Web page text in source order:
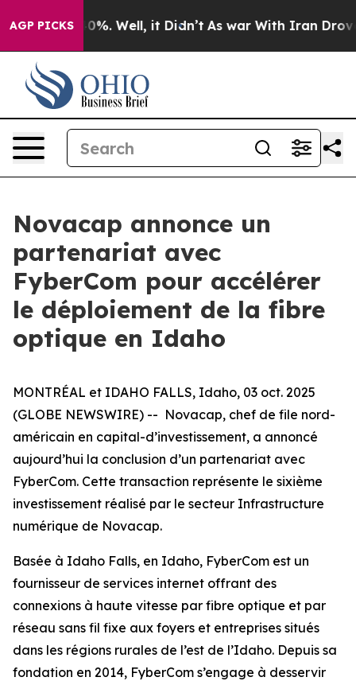
AGP PICKS40%. Well, it Didn’t As war With Iran Drove
Novacap annonce un
partenariat avec
FyberCom pour accélérer
le déploiement de la fibre
optique en Idaho
MONTRÉAL et IDAHO FALLS, Idaho, 03 oct. 2025
(GLOBE NEWSWIRE) -- Novacap, chef de file nord-
américain en capital-d’investissement, a annoncé
aujourd’hui la conclusion d’un partenariat avec
FyberCom. Cette transaction représente le sixième
investissement réalisé par le secteur Infrastructure
numérique de Novacap.
Basée à Idaho Falls, en Idaho, FyberCom est un
fournisseur de services internet offrant des
connexions à haute vitesse par fibre optique et par
réseau sans fil fixe aux foyers et entreprises situés
dans les régions rurales de l’est de l’Idaho. Depuis sa
fondation en 2014, FyberCom s’engage à desservir